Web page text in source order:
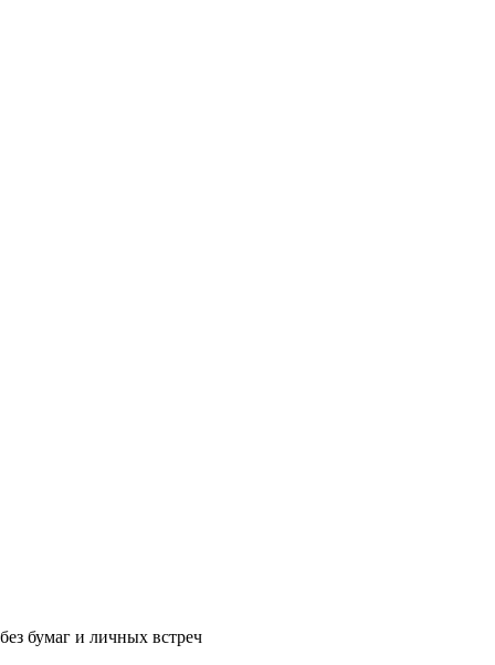
бумаг и личных встреч